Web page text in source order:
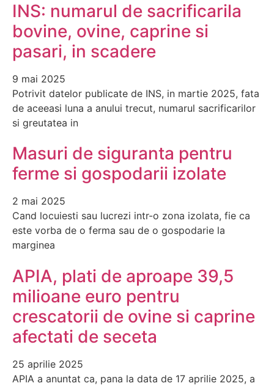
INS: numarul de sacrificarila
bovine, ovine, caprine si
pasari, in scadere
9 mai 2025
Potrivit datelor publicate de INS, in martie 2025, fata
de aceeasi luna a anului trecut, numarul sacrificarilor
si greutatea in
Masuri de siguranta pentru
ferme si gospodarii izolate
2 mai 2025
Cand locuiesti sau lucrezi intr-o zona izolata, fie ca
este vorba de o ferma sau de o gospodarie la
marginea
APIA, plati de aproape 39,5
milioane euro pentru
crescatorii de ovine si caprine
afectati de seceta
25 aprilie 2025
APIA a anuntat ca, pana la data de 17 aprilie 2025, a